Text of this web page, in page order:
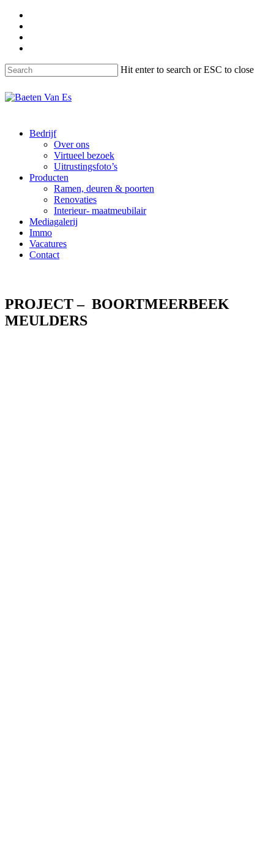
Skip
main
content
Hit enter to search or ESC to close
Close
Bedrijf
Over ons
Virtueel bezoek
Uitrustingsfoto’s
Producten
Ramen, deuren & poorten
Renovaties
Interieur- maatmeubilair
Mediagalerij
Immo
Vacatures
Contact
PROJECT – BOORTMEERBEEK
MEULDERS